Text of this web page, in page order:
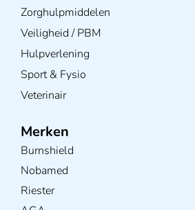
Zorghulpmiddelen
Veiligheid / PBM
Hulpverlening
Sport & Fysio
Veterinair
Merken
Burnshield
Nobamed
Riester